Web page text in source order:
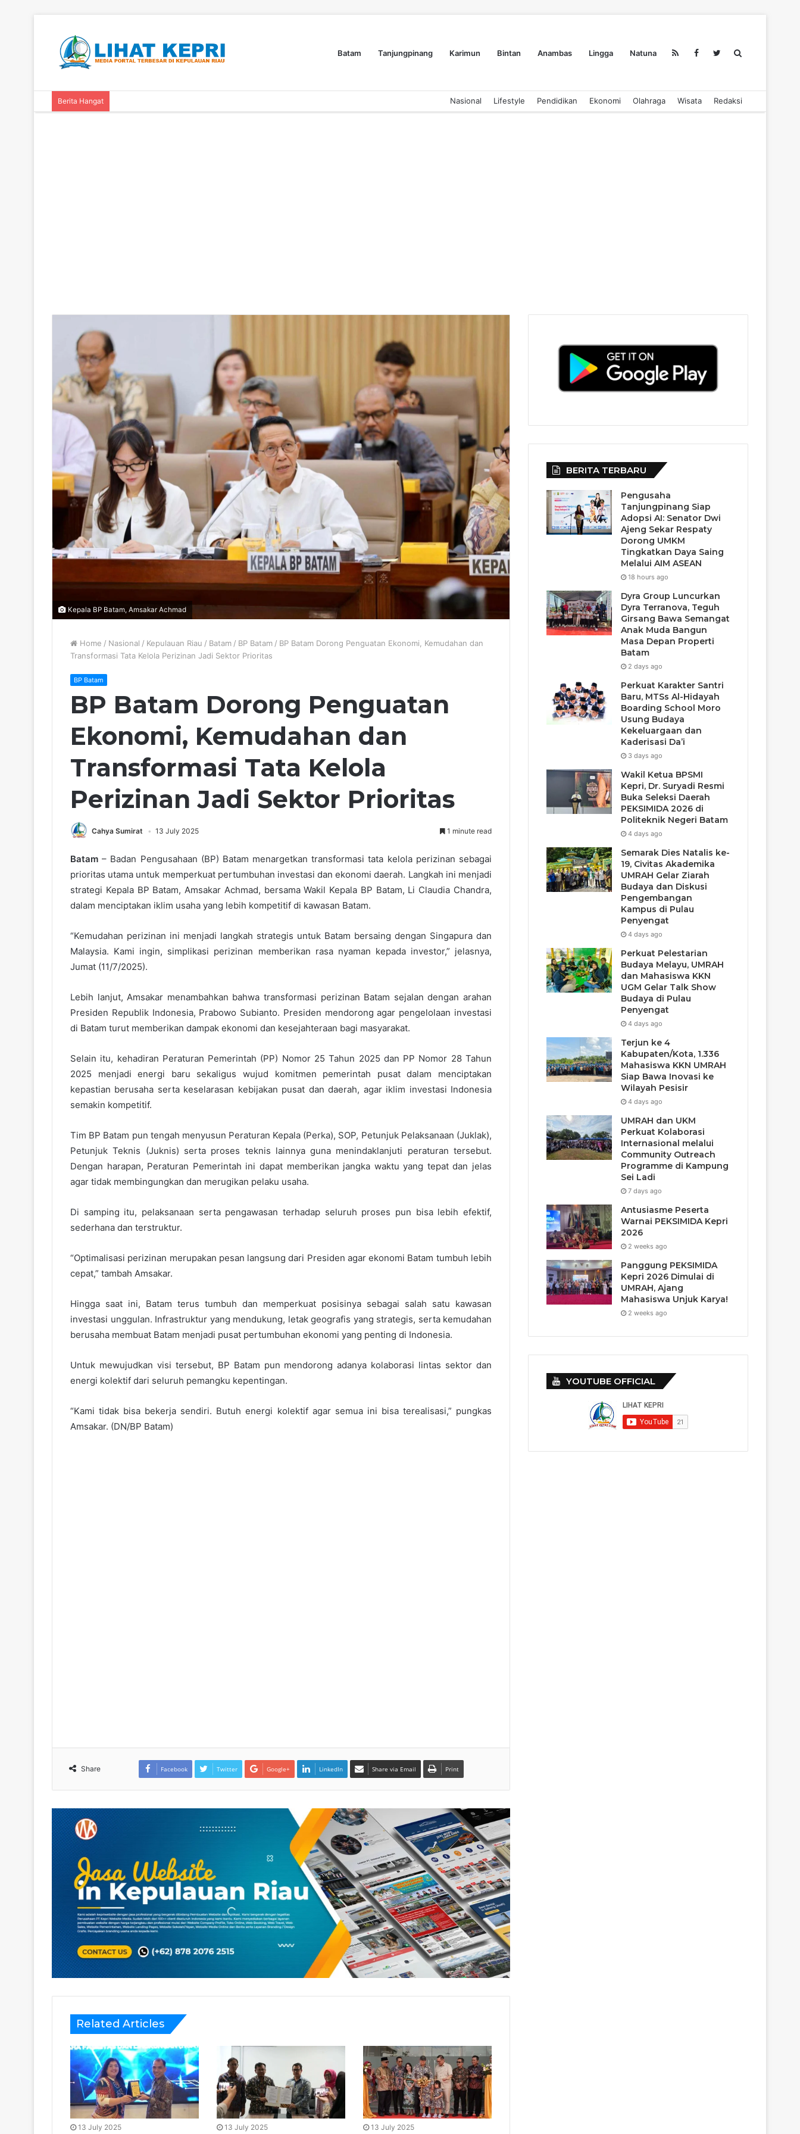
Batam Tanjungpinang Karimun Bintan Anambas Lingga Natuna
Berita Hangat Nasional Lifestyle Pendidikan Ekonomi Olahraga Wisata Redaksi
Kepala BP Batam, Amsakar Achmad
Home / Nasional / Kepulauan Riau / Batam / BP Batam / BP Batam Dorong Penguatan Ekonomi, Kemudahan dan
Transformasi Tata Kelola Perizinan Jadi Sektor Prioritas
BP Batam
BP Batam Dorong Penguatan
Ekonomi, Kemudahan dan
Transformasi Tata Kelola
Perizinan Jadi Sektor Prioritas
Cahya Sumirat 13 July 2025 1 minute read
Batam – Badan Pengusahaan (BP) Batam menargetkan transformasi tata kelola perizinan sebagai
prioritas utama untuk memperkuat pertumbuhan investasi dan ekonomi daerah. Langkah ini menjadi
strategi Kepala BP Batam, Amsakar Achmad, bersama Wakil Kepala BP Batam, Li Claudia Chandra,
dalam menciptakan iklim usaha yang lebih kompetitif di kawasan Batam.
“Kemudahan perizinan ini menjadi langkah strategis untuk Batam bersaing dengan Singapura dan
Malaysia. Kami ingin, simplikasi perizinan memberikan rasa nyaman kepada investor,” jelasnya,
Jumat (11/7/2025).
Lebih lanjut, Amsakar menambahkan bahwa transformasi perizinan Batam sejalan dengan arahan
Presiden Republik Indonesia, Prabowo Subianto. Presiden mendorong agar pengelolaan investasi
di Batam turut memberikan dampak ekonomi dan kesejahteraan bagi masyarakat.
Selain itu, kehadiran Peraturan Pemerintah (PP) Nomor 25 Tahun 2025 dan PP Nomor 28 Tahun
2025 menjadi energi baru sekaligus wujud komitmen pemerintah pusat dalam menciptakan
kepastian berusaha serta keselarasan kebijakan pusat dan daerah, agar iklim investasi Indonesia
semakin kompetitif.
Tim BP Batam pun tengah menyusun Peraturan Kepala (Perka), SOP, Petunjuk Pelaksanaan (Juklak),
Petunjuk Teknis (Juknis) serta proses teknis lainnya guna menindaklanjuti peraturan tersebut.
Dengan harapan, Peraturan Pemerintah ini dapat memberikan jangka waktu yang tepat dan jelas
agar tidak membingungkan dan merugikan pelaku usaha.
Di samping itu, pelaksanaan serta pengawasan terhadap seluruh proses pun bisa lebih efektif,
sederhana dan terstruktur.
“Optimalisasi perizinan merupakan pesan langsung dari Presiden agar ekonomi Batam tumbuh lebih
cepat,” tambah Amsakar.
Hingga saat ini, Batam terus tumbuh dan memperkuat posisinya sebagai salah satu kawasan
investasi unggulan. Infrastruktur yang mendukung, letak geografis yang strategis, serta kemudahan
berusaha membuat Batam menjadi pusat pertumbuhan ekonomi yang penting di Indonesia.
Untuk mewujudkan visi tersebut, BP Batam pun mendorong adanya kolaborasi lintas sektor dan
energi kolektif dari seluruh pemangku kepentingan.
“Kami tidak bisa bekerja sendiri. Butuh energi kolektif agar semua ini bisa terealisasi,” pungkas
Amsakar. (DN/BP Batam)
Share Facebook Twitter Google+ LinkedIn Share via Email Print
Related Articles
13 July 2025 13 July 2025 13 July 2025
BERITA TERBARU
Pengusaha
Tanjungpinang Siap
Adopsi AI: Senator Dwi
Ajeng Sekar Respaty
Dorong UMKM
Tingkatkan Daya Saing
Melalui AIM ASEAN
18 hours ago
Dyra Group Luncurkan
Dyra Terranova, Teguh
Girsang Bawa Semangat
Anak Muda Bangun
Masa Depan Properti
Batam
2 days ago
Perkuat Karakter Santri
Baru, MTSs Al-Hidayah
Boarding School Moro
Usung Budaya
Kekeluargaan dan
Kaderisasi Da’i
3 days ago
Wakil Ketua BPSMI
Kepri, Dr. Suryadi Resmi
Buka Seleksi Daerah
PEKSIMIDA 2026 di
Politeknik Negeri Batam
4 days ago
Semarak Dies Natalis ke-
19, Civitas Akademika
UMRAH Gelar Ziarah
Budaya dan Diskusi
Pengembangan
Kampus di Pulau
Penyengat
4 days ago
Perkuat Pelestarian
Budaya Melayu, UMRAH
dan Mahasiswa KKN
UGM Gelar Talk Show
Budaya di Pulau
Penyengat
4 days ago
Terjun ke 4
Kabupaten/Kota, 1.336
Mahasiswa KKN UMRAH
Siap Bawa Inovasi ke
Wilayah Pesisir
4 days ago
UMRAH dan UKM
Perkuat Kolaborasi
Internasional melalui
Community Outreach
Programme di Kampung
Sei Ladi
7 days ago
Antusiasme Peserta
Warnai PEKSIMIDA Kepri
2026
2 weeks ago
Panggung PEKSIMIDA
Kepri 2026 Dimulai di
UMRAH, Ajang
Mahasiswa Unjuk Karya!
2 weeks ago
YOUTUBE OFFICIAL